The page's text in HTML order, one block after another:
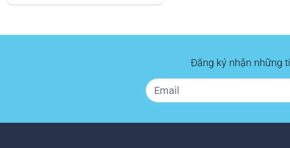
bảo máy hoạt động hiệu quả và bền bỉ, việc
cách…
Đăng ký nhận những